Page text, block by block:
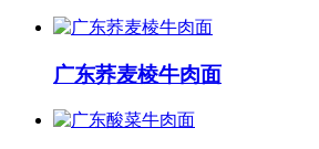
广东荞麦棱牛肉面